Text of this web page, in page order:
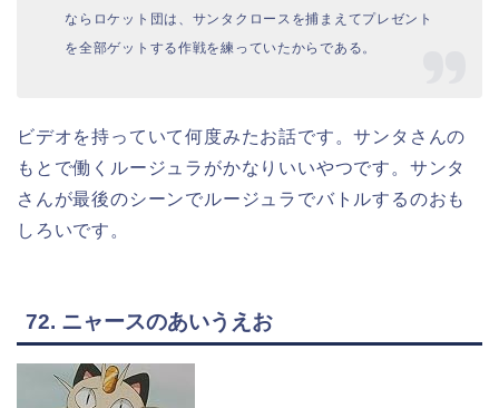
ならロケット団は、サンタクロースを捕まえてプレゼント
を全部ゲットする作戦を練っていたからである。
ビデオを持っていて何度みたお話です。サンタさんの
もとで働くルージュラがかなりいいやつです。サンタ
さんが最後のシーンでルージュラでバトルするのおも
しろいです。
72. ニャースのあいうえお